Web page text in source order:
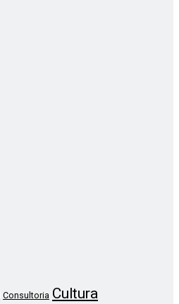
Consultoria Cultura